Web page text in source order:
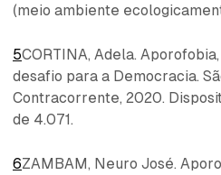
(meio ambiente
5CORTINA, Adela.
desafio para a Democracia.
Contracorrente, 2020.
de 4.071.
6ZAMBAM, Neuro José.